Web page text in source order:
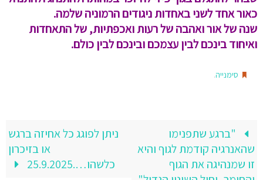
כאור אחד לשני באחדות ניגודים הרמוניה שלמה.
שנה של אור ואהבה של רעות ואכפתיות, של התאחדות
ואיחוד בינכם לבין עצמכם ובינכם לבין כולם.
סימנייה.
"ברגע שתפנימו
שהאנרגיה קודמת לגוף והיא
זו שמנהיגה את הגוף
ניתן לפוגג כל אחיזה ברגש
או בזיכרון
כלשהו….25.9.2025